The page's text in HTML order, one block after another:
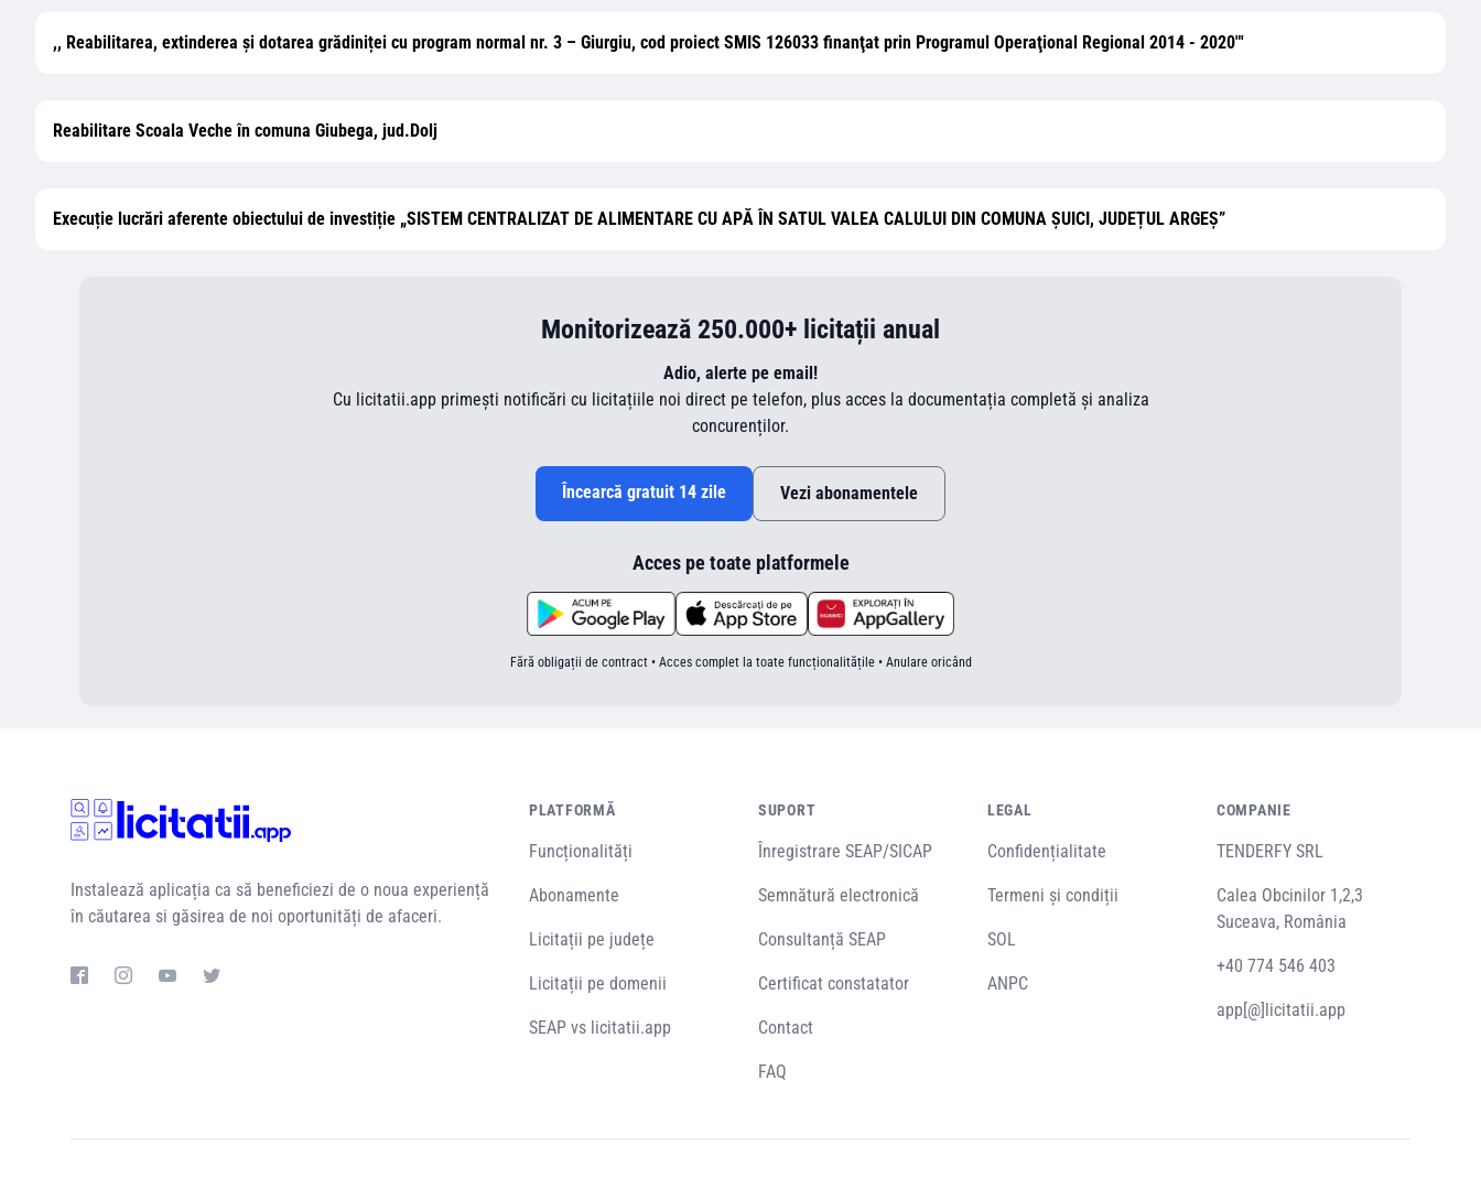
,, Reabilitarea, extinderea și dotarea grădiniței cu program normal nr. 3 – Giurgiu, cod proiect SMIS 126033 finanţat prin Programul Operaţional Regional 2014 - 2020"'
Reabilitare Scoala Veche în comuna Giubega, jud.Dolj
Execuție lucrări aferente obiectului de investiție „SISTEM CENTRALIZAT DE ALIMENTARE CU APĂ ÎN SATUL VALEA CALULUI DIN COMUNA ȘUICI, JUDEȚUL ARGEȘ”
Monitorizează 250.000+ licitații anual
Adio, alerte pe email!
Cu licitatii.app primești notificări cu licitațiile noi direct pe telefon, plus acces la documentația completă și analiza
concurenților.
Încearcă gratuit 14 zile Vezi abonamentele
Acces pe toate platformele
Fără obligații de contract • Acces complet la toate funcționalitățile • Anulare oricând
Instalează aplicația ca să beneficiezi de o noua experiență
în căutarea si găsirea de noi oportunități de afaceri.
PLATFORMĂ
Funcționalități
Abonamente
Licitații pe județe
Licitații pe domenii
SEAP vs licitatii.app
SUPORT
Înregistrare SEAP/SICAP
Semnătură electronică
Consultanță SEAP
Certificat constatator
Contact
FAQ
LEGAL
Confidențialitate
Termeni și condiții
SOL
ANPC
COMPANIE
TENDERFY SRL
Calea Obcinilor 1,2,3
Suceava, România
+40 774 546 403
app[@]licitatii.app